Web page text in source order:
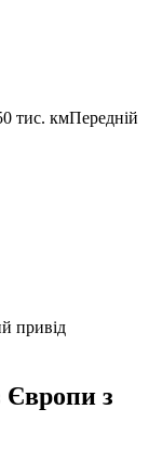
тис. кмПередній
привід
Європи з